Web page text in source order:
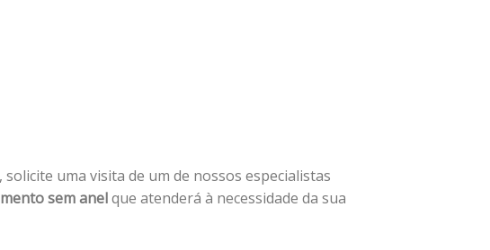
uma visita de um de nossos especialistas
sem anelque atenderá à necessidade da sua